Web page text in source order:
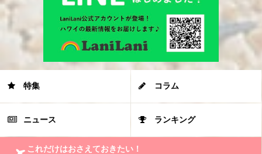
特集 コラム
ニュース ランキング
これだけはおさえておきたい！